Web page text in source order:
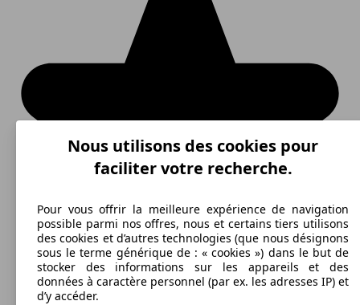
Nous utilisons des cookies pour
faciliter votre recherche.
Pour vous offrir la meilleure expérience de navigation
possible parmi nos offres, nous et certains tiers utilisons
des cookies et d’autres technologies (que nous désignons
sous le terme générique de : « cookies ») dans le but de
stocker des informations sur les appareils et des
données à caractère personnel (par ex. les adresses IP) et
d’y accéder.